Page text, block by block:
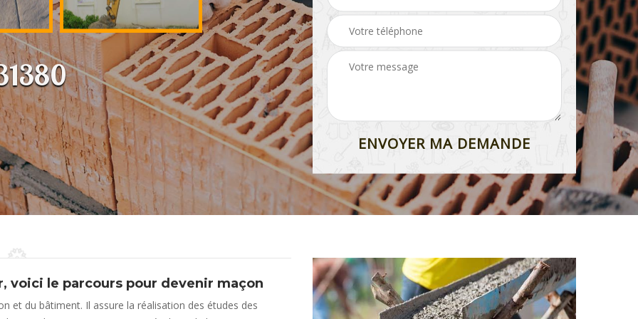
voici le parcours pour devenir maçon
et du bâtiment. Il assure la réalisation des études des